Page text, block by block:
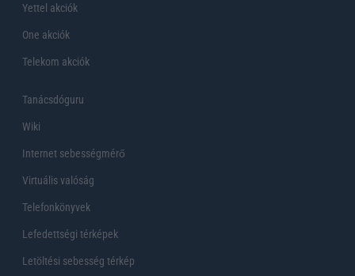
Yettel akciók
One akciók
Telekom akciók
Tanácsdóguru
Wiki
Internet sebességmérő
Virtuális valóság
Telefonkönyvek
Lefedettségi térképek
Letöltési sebesség térkép